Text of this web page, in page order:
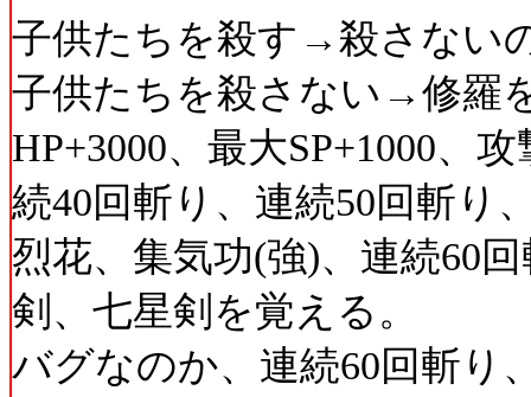
子供たちを殺す→殺さない
子供たちを殺さない→修羅
HP+3000、最大SP+1000、
続40回斬り、連続50回斬り
烈花、集気功(強)、連続60
剣、七星剣を覚える。
バグなのか、連続60回斬り